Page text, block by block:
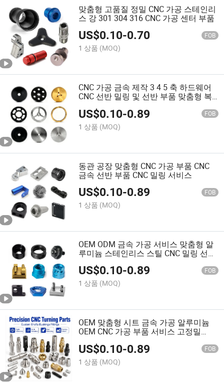
맞춤형 고품질 정밀 CNC 가공 스테인리
스 강 301 304 316 CNC 가공 센터 부품
US$0.10-0.70 FOB
1 상품 (MOQ)
CNC 가공 금속 제작 3 4 5 축 하드웨어
CNC 선반 밀링 및 선반 부품 맞춤형 복
US$0.10-0.89 FOB
1 상품 (MOQ)
동관 공장 맞춤형 CNC 가공 부품 CNC
금속 선반 부품 CNC 밀링 서비스
US$0.10-0.89 FOB
1 상품 (MOQ)
OEM ODM 금속 가공 서비스 맞춤형 알
루미늄 스테인리스 스틸 CNC 밀링 선반
부품 정밀 CNC 가공 서비스
US$0.10-0.89 FOB
1 상품 (MOQ)
OEM 맞춤형 시트 금속 가공 알루미늄
OEM CNC 가공 부품 서비스 고정밀
US$0.10-0.89 FOB
1 상품 (MOQ)